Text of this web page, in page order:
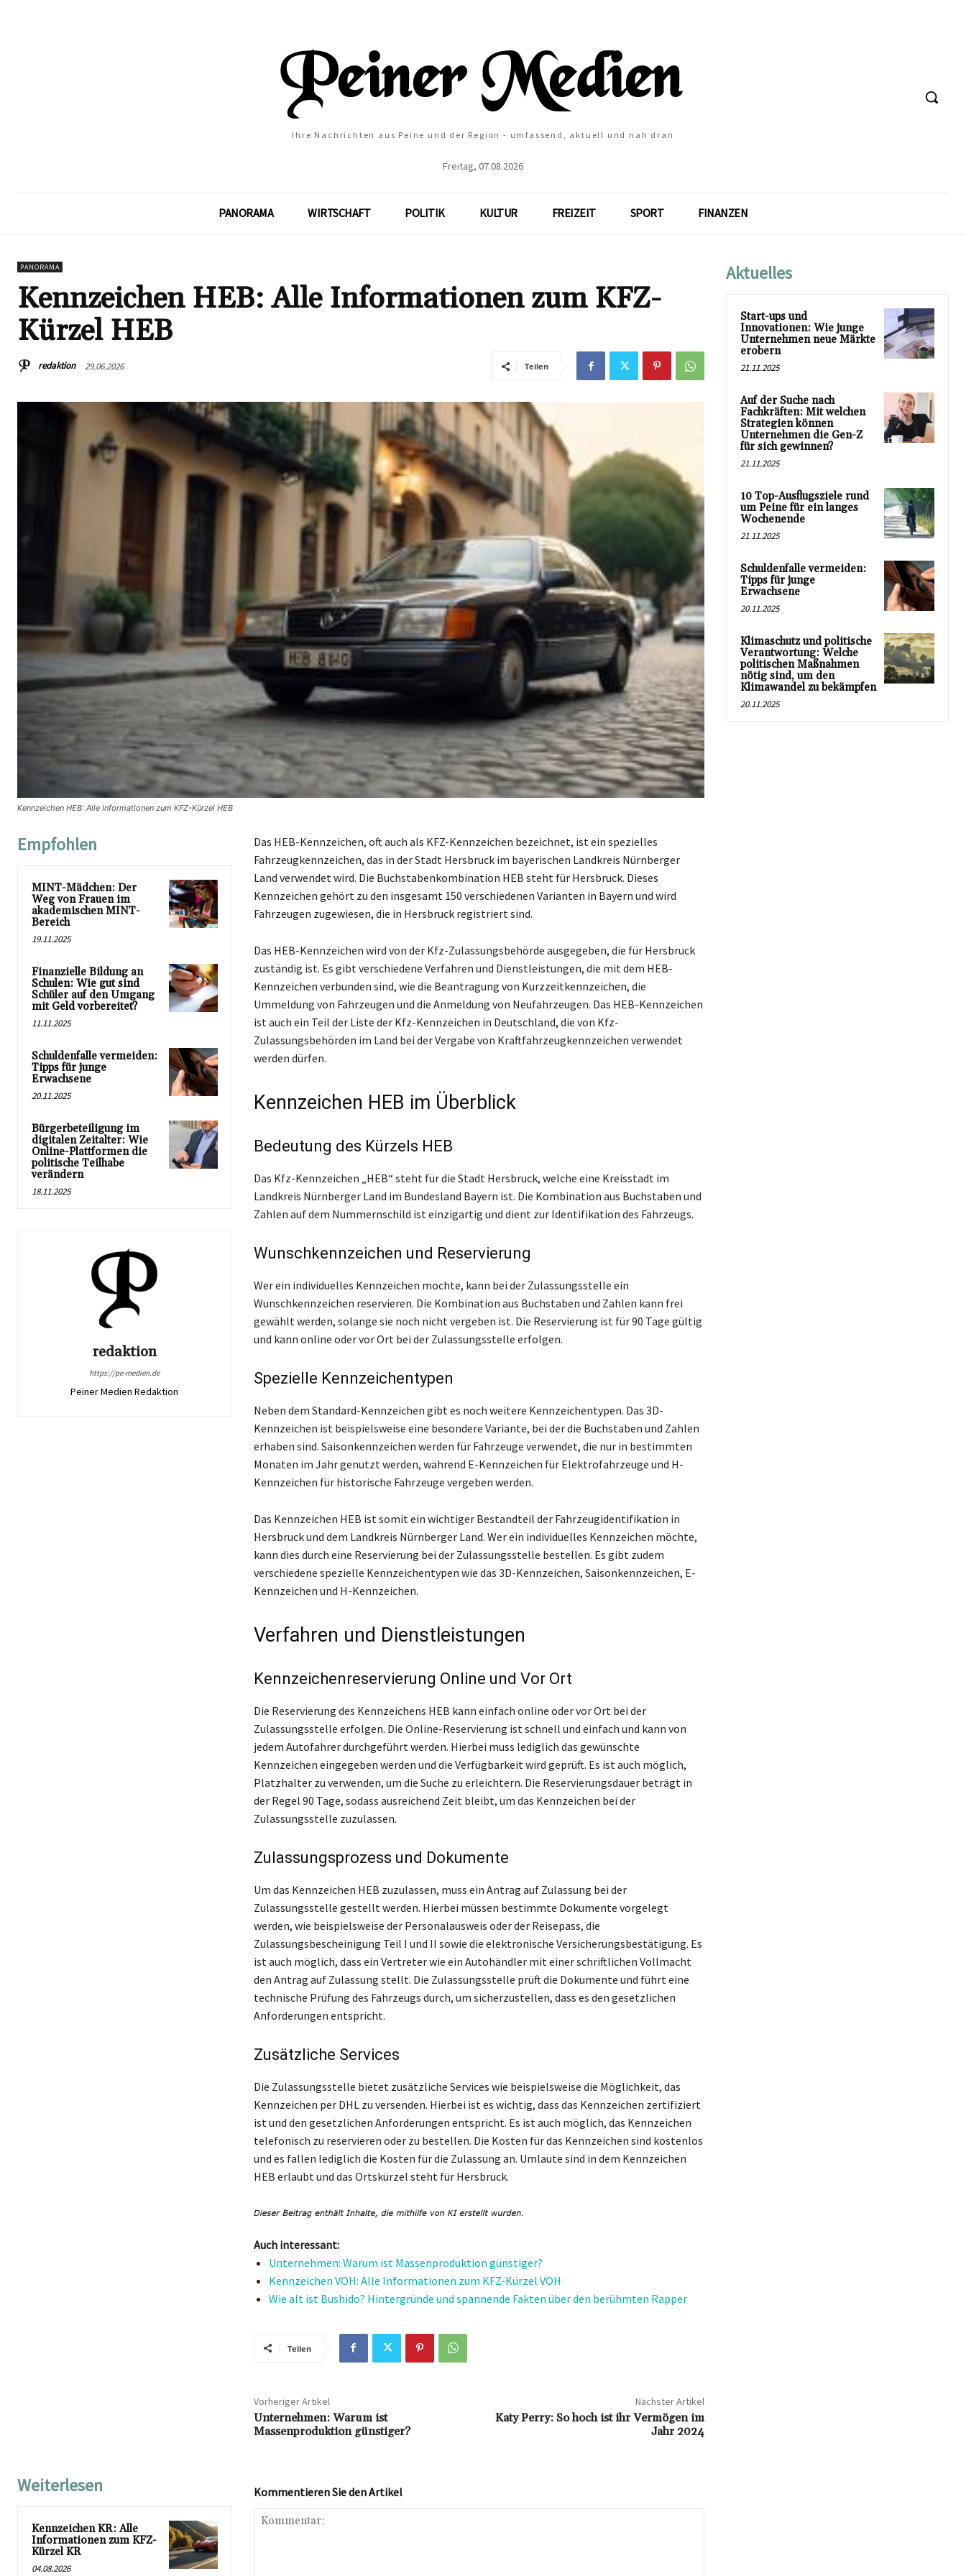
Ihre Nachrichten aus Peine und der Region - umfassend, aktuell und nah dran
Freitag, 07.08.2026
PANORAMA WIRTSCHAFT POLITIK KULTUR FREIZEIT SPORT FINANZEN
PANORAMA
Kennzeichen HEB: Alle Informationen zum KFZ-
Kürzel HEB
redaktion 29.06.2026 Teilen
Kennzeichen HEB: Alle Informationen zum KFZ-Kürzel HEB
Empfohlen
MINT-Mädchen: Der
Weg von Frauen im
akademischen MINT-
Bereich
19.11.2025
Finanzielle Bildung an
Schulen: Wie gut sind
Schüler auf den Umgang
mit Geld vorbereitet?
11.11.2025
Schuldenfalle vermeiden:
Tipps für junge
Erwachsene
20.11.2025
Bürgerbeteiligung im
digitalen Zeitalter: Wie
Online-Plattformen die
politische Teilhabe
verändern
18.11.2025
redaktion
https://pe-medien.de
Peiner Medien Redaktion
Das HEB-Kennzeichen, oft auch als KFZ-Kennzeichen bezeichnet, ist ein spezielles
Fahrzeugkennzeichen, das in der Stadt Hersbruck im bayerischen Landkreis Nürnberger
Land verwendet wird. Die Buchstabenkombination HEB steht für Hersbruck. Dieses
Kennzeichen gehört zu den insgesamt 150 verschiedenen Varianten in Bayern und wird
Fahrzeugen zugewiesen, die in Hersbruck registriert sind.
Das HEB-Kennzeichen wird von der Kfz-Zulassungsbehörde ausgegeben, die für Hersbruck
zuständig ist. Es gibt verschiedene Verfahren und Dienstleistungen, die mit dem HEB-
Kennzeichen verbunden sind, wie die Beantragung von Kurzzeitkennzeichen, die
Ummeldung von Fahrzeugen und die Anmeldung von Neufahrzeugen. Das HEB-Kennzeichen
ist auch ein Teil der Liste der Kfz-Kennzeichen in Deutschland, die von Kfz-
Zulassungsbehörden im Land bei der Vergabe von Kraftfahrzeugkennzeichen verwendet
werden dürfen.
Kennzeichen HEB im Überblick
Bedeutung des Kürzels HEB
Das Kfz-Kennzeichen „HEB“ steht für die Stadt Hersbruck, welche eine Kreisstadt im
Landkreis Nürnberger Land im Bundesland Bayern ist. Die Kombination aus Buchstaben und
Zahlen auf dem Nummernschild ist einzigartig und dient zur Identifikation des Fahrzeugs.
Wunschkennzeichen und Reservierung
Wer ein individuelles Kennzeichen möchte, kann bei der Zulassungsstelle ein
Wunschkennzeichen reservieren. Die Kombination aus Buchstaben und Zahlen kann frei
gewählt werden, solange sie noch nicht vergeben ist. Die Reservierung ist für 90 Tage gültig
und kann online oder vor Ort bei der Zulassungsstelle erfolgen.
Spezielle Kennzeichentypen
Neben dem Standard-Kennzeichen gibt es noch weitere Kennzeichentypen. Das 3D-
Kennzeichen ist beispielsweise eine besondere Variante, bei der die Buchstaben und Zahlen
erhaben sind. Saisonkennzeichen werden für Fahrzeuge verwendet, die nur in bestimmten
Monaten im Jahr genutzt werden, während E-Kennzeichen für Elektrofahrzeuge und H-
Kennzeichen für historische Fahrzeuge vergeben werden.
Das Kennzeichen HEB ist somit ein wichtiger Bestandteil der Fahrzeugidentifikation in
Hersbruck und dem Landkreis Nürnberger Land. Wer ein individuelles Kennzeichen möchte,
kann dies durch eine Reservierung bei der Zulassungsstelle bestellen. Es gibt zudem
verschiedene spezielle Kennzeichentypen wie das 3D-Kennzeichen, Saisonkennzeichen, E-
Kennzeichen und H-Kennzeichen.
Verfahren und Dienstleistungen
Kennzeichenreservierung Online und Vor Ort
Die Reservierung des Kennzeichens HEB kann einfach online oder vor Ort bei der
Zulassungsstelle erfolgen. Die Online-Reservierung ist schnell und einfach und kann von
jedem Autofahrer durchgeführt werden. Hierbei muss lediglich das gewünschte
Kennzeichen eingegeben werden und die Verfügbarkeit wird geprüft. Es ist auch möglich,
Platzhalter zu verwenden, um die Suche zu erleichtern. Die Reservierungsdauer beträgt in
der Regel 90 Tage, sodass ausreichend Zeit bleibt, um das Kennzeichen bei der
Zulassungsstelle zuzulassen.
Zulassungsprozess und Dokumente
Um das Kennzeichen HEB zuzulassen, muss ein Antrag auf Zulassung bei der
Zulassungsstelle gestellt werden. Hierbei müssen bestimmte Dokumente vorgelegt
werden, wie beispielsweise der Personalausweis oder der Reisepass, die
Zulassungsbescheinigung Teil I und II sowie die elektronische Versicherungsbestätigung. Es
ist auch möglich, dass ein Vertreter wie ein Autohändler mit einer schriftlichen Vollmacht
den Antrag auf Zulassung stellt. Die Zulassungsstelle prüft die Dokumente und führt eine
technische Prüfung des Fahrzeugs durch, um sicherzustellen, dass es den gesetzlichen
Anforderungen entspricht.
Zusätzliche Services
Die Zulassungsstelle bietet zusätzliche Services wie beispielsweise die Möglichkeit, das
Kennzeichen per DHL zu versenden. Hierbei ist es wichtig, dass das Kennzeichen zertifiziert
ist und den gesetzlichen Anforderungen entspricht. Es ist auch möglich, das Kennzeichen
telefonisch zu reservieren oder zu bestellen. Die Kosten für das Kennzeichen sind kostenlos
und es fallen lediglich die Kosten für die Zulassung an. Umlaute sind in dem Kennzeichen
HEB erlaubt und das Ortskürzel steht für Hersbruck.
Auch interessant:
Unternehmen: Warum ist Massenproduktion günstiger?
Kennzeichen VOH: Alle Informationen zum KFZ-Kürzel VOH
Wie alt ist Bushido? Hintergründe und spannende Fakten über den berühmten Rapper
Teilen
Vorheriger Artikel
Unternehmen: Warum ist
Massenproduktion günstiger?
Nächster Artikel
Katy Perry: So hoch ist ihr Vermögen im
Jahr 2024
Weiterlesen
Kennzeichen KR: Alle
Informationen zum KFZ-
Kürzel KR
04.08.2026
Kommentieren Sie den Artikel
Aktuelles
Start-ups und
Innovationen: Wie junge
Unternehmen neue Märkte
erobern
21.11.2025
Auf der Suche nach
Fachkräften: Mit welchen
Strategien können
Unternehmen die Gen-Z
für sich gewinnen?
21.11.2025
10 Top-Ausflugsziele rund
um Peine für ein langes
Wochenende
21.11.2025
Schuldenfalle vermeiden:
Tipps für junge
Erwachsene
20.11.2025
Klimaschutz und politische
Verantwortung: Welche
politischen Maßnahmen
nötig sind, um den
Klimawandel zu bekämpfen
20.11.2025